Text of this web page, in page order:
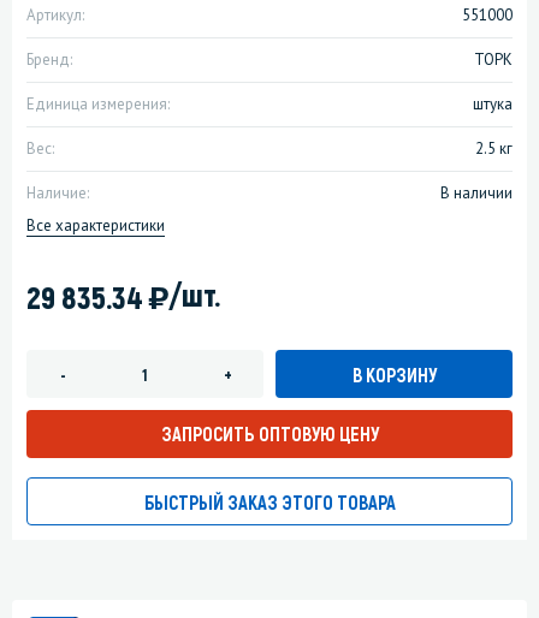
Артикул: 551000
Бренд: ТОРК
Единица измерения: штука
Вес: 2.5 кг
Наличие:
В наличии
Все характеристики
29 835.34)/шт.
- + В КОРЗИНУ
ЗАПРОСИТЬ ОПТОВУЮ ЦЕНУ
БЫСТРЫЙ ЗАКАЗ ЭТОГО ТОВАРА